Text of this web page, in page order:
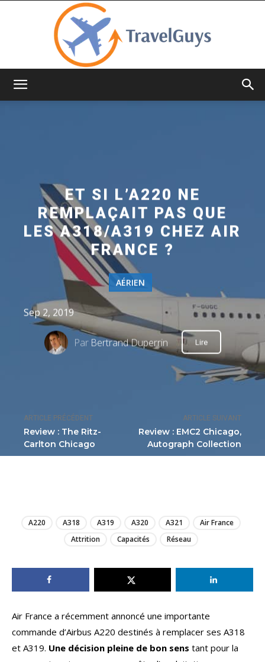
ARTICLE PRÉCÉDENT
Review : The Ritz-
Carlton Chicago
ARTICLE SUIVANT
Review : EMC2 Chicago,
Autograph Collection
ET SI L’A220 NE
REMPLAÇAIT PAS QUE
LES A318/A319 CHEZ AIR
FRANCE ?
AÉRIEN
Sep 2, 2019
Par Bertrand Duperrin Lire
A220 A318 A319 A320 A321
Air France
Attrition
Capacités Réseau
Air France a récemment annoncé une importante
commande d’Airbus A220 destinés à remplacer ses A318
et A319. Une décision pleine de bon sens tant pour la